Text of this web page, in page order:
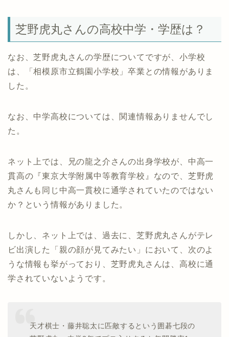
芝野虎丸さんの高校中学・学歴は？
なお、芝野虎丸さんの学歴についてですが、小学校
は、「相模原市立鶴園小学校」卒業との情報がありま
した。
なお、中学高校については、関連情報ありませんでし
た。
ネット上では、兄の龍之介さんの出身学校が、中高一
貫高の『東京大学附属中等教育学校』なので、芝野虎
丸さんも同じ中高一貫校に通学されていたのではない
か？という情報がありました。
しかし、ネット上では、過去に、芝野虎丸さんがテレ
ビ出演した「親の顔が見てみたい」において、次のよ
うな情報も挙がっており、芝野虎丸さんは、高校に通
学されていないようです。
天才棋士・藤井聡太に匹敵するという囲碁七段の